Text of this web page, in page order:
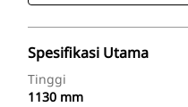
Spesifikasi Utama
Tinggi
1130 mm